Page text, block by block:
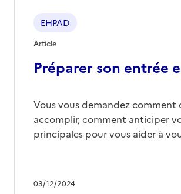
Préparer son entrée
03/12/2024
EHPAD
Article
Vous vous demandez comment
accomplir, comment anticiper
principales pour vous aider à